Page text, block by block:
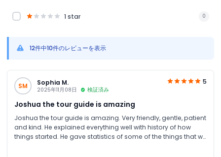
1 star 0
12件中10件のレビューを表示
SM Sophia M.
2025年11月08日 検証済み
5
Joshua the tour guide is amazing
Joshua the tour guide is amazing. Very friendly, gentle, patient
and kind. He explained everything well with history of how
things started. He gave statistics of some of the things that we